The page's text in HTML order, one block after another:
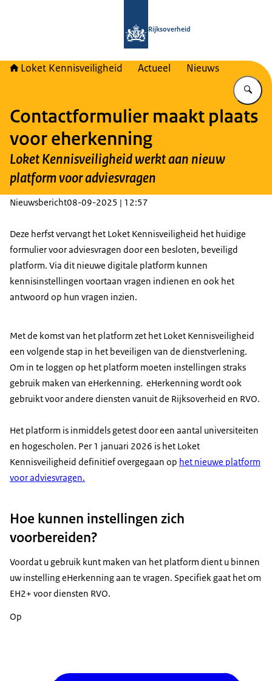
Rijksoverheid
Loket Kennisveiligheid Actueel Nieuws
Contactformulier maakt plaats
voor eherkenning
Loket Kennisveiligheid werkt aan nieuw
platform voor adviesvragen
Nieuwsbericht08-09-2025 | 12:57
Deze herfst vervangt het Loket Kennisveiligheid het huidige
formulier voor adviesvragen door een besloten, beveiligd
platform. Via dit nieuwe digitale platform kunnen
kennisinstellingen voortaan vragen indienen en ook het
antwoord op hun vragen inzien.
Met de komst van het platform zet het Loket Kennisveiligheid
een volgende stap in het beveiligen van de dienstverlening.
Om in te loggen op het platform moeten instellingen straks
gebruik maken van eHerkenning. eHerkenning wordt ook
gebruikt voor andere diensten vanuit de Rijksoverheid en RVO.
Het platform is inmiddels getest door een aantal universiteiten
en hogescholen. Per 1 januari 2026 is het Loket
Kennisveiligheid definitief overgegaan op het nieuwe platform
voor adviesvragen.
Hoe kunnen instellingen zich
voorbereiden?
Voordat u gebruik kunt maken van het platform dient u binnen
uw instelling eHerkenning aan te vragen. Specifiek gaat het om
EH2+ voor diensten RVO.
Op